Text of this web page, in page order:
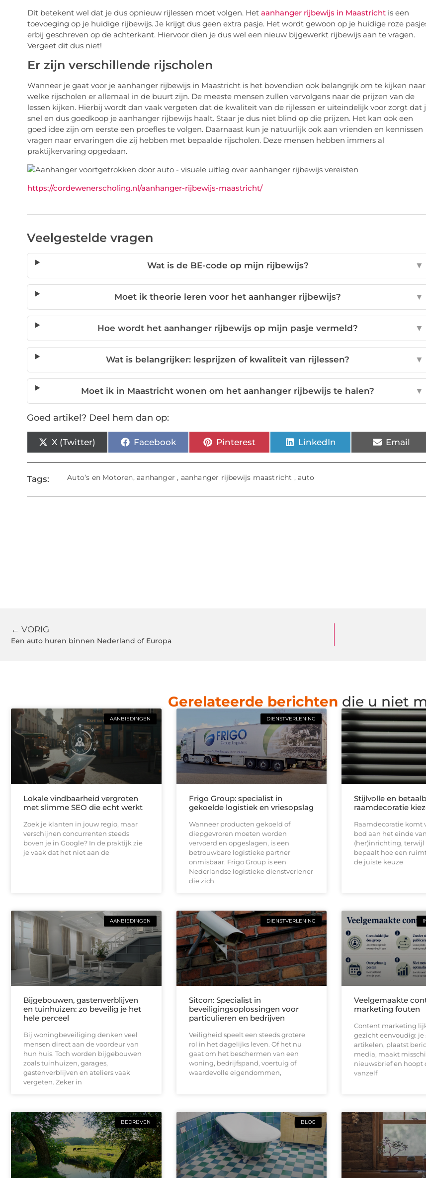
Dit betekent wel dat je dus opnieuw rijlessen moet volgen. Het aanhanger rijbewijs in Maastrichtis een
toevoeging op je huidige rijbewijs. Je krijgt dus geen extra pasje. Het wordt gewoon op je huidige roze
erbij geschreven op de achterkant. Hiervoor dien je dus wel een nieuw bijgewerkt rijbewijs aan te vragen.
Vergeet dit dus niet!
Er zijn verschillende rijscholen
Wanneer je gaat voor je aanhanger rijbewijs in Maastricht is het bovendien ook belangrijk om te kijken naar
welke rijscholen er allemaal in de buurt zijn. De meeste mensen zullen vervolgens naar de prijzen van de
lessen kijken. Hierbij wordt dan vaak vergeten dat de kwaliteit van de rijlessen er uiteindelijk voor zorgt dat
snel en dus goedkoop je aanhanger rijbewijs haalt. Staar je dus niet blind op die prijzen. Het kan ook een
goed idee zijn om eerste een proefles te volgen. Daarnaast kun je natuurlijk ook aan vrienden en kennissen
vragen naar ervaringen die zij hebben met bepaalde rijscholen. Deze mensen hebben immers al
praktijkervaring opgedaan.
https://cordewenerscholing.nl/aanhanger-rijbewijs-maastricht/
Veelgestelde vragen
Wat is de BE-code op mijn rijbewijs? ▼
Moet ik theorie leren voor het aanhanger rijbewijs? ▼
Hoe wordt het aanhanger rijbewijs op mijn pasje vermeld? ▼
Wat is belangrijker: lesprijzen of kwaliteit van rijlessen? ▼
Moet ik in Maastricht wonen om het aanhanger rijbewijs te halen? ▼
Goed artikel? Deel hem dan op:
X (Twitter) Facebook Pinterest LinkedIn Email
Tags: Auto’s en Motoren,aanhanger , aanhanger rijbewijs maastricht ,auto
← VORIG
Een auto huren binnen Nederland of Europa
Gerelateerde berichten die u niet
AANBIEDINGEN
Lokale vindbaarheid vergroten
met slimme SEO die echt werkt
Zoek je klanten in jouw regio, maar
verschijnen concurrenten steeds
boven je in Google? In de praktijk zie
je vaak dat het niet aan de
DIENSTVERLENING
Frigo Group: specialist in
gekoelde logistiek en vriesopslag
Wanneer producten gekoeld of
diepgevroren moeten worden
vervoerd en opgeslagen, is een
betrouwbare logistieke partner
onmisbaar. Frigo Group is een
Nederlandse logistieke dienstverlener
die zich
Stijlvolle en
raamdecoratie
Raamdecoratie komt
bod aan het einde
(her)inrichting, terwijl
bepaalt hoe een
de juiste keuze
AANBIEDINGEN
Bijgebouwen, gastenverblijven
en tuinhuizen: zo beveilig je het
hele perceel
Bij woningbeveiliging denken veel
mensen direct aan de voordeur van
hun huis. Toch worden bijgebouwen
zoals tuinhuizen, garages,
gastenverblijven en ateliers vaak
vergeten. Zeker in
DIENSTVERLENING
Sitcon: Specialist in
beveiligingsoplossingen voor
particulieren en bedrijven
Veiligheid speelt een steeds grotere
rol in het dagelijks leven. Of het nu
gaat om het beschermen van een
woning, bedrijfspand, voertuig of
waardevolle eigendommen,
Veelgemaakte
marketing fouten
Content marketing
gezicht eenvoudig: je
artikelen, plaatst
media, maakt
nieuwsbrief en hoopt
vanzelf
BEDRIJVEN BLOG